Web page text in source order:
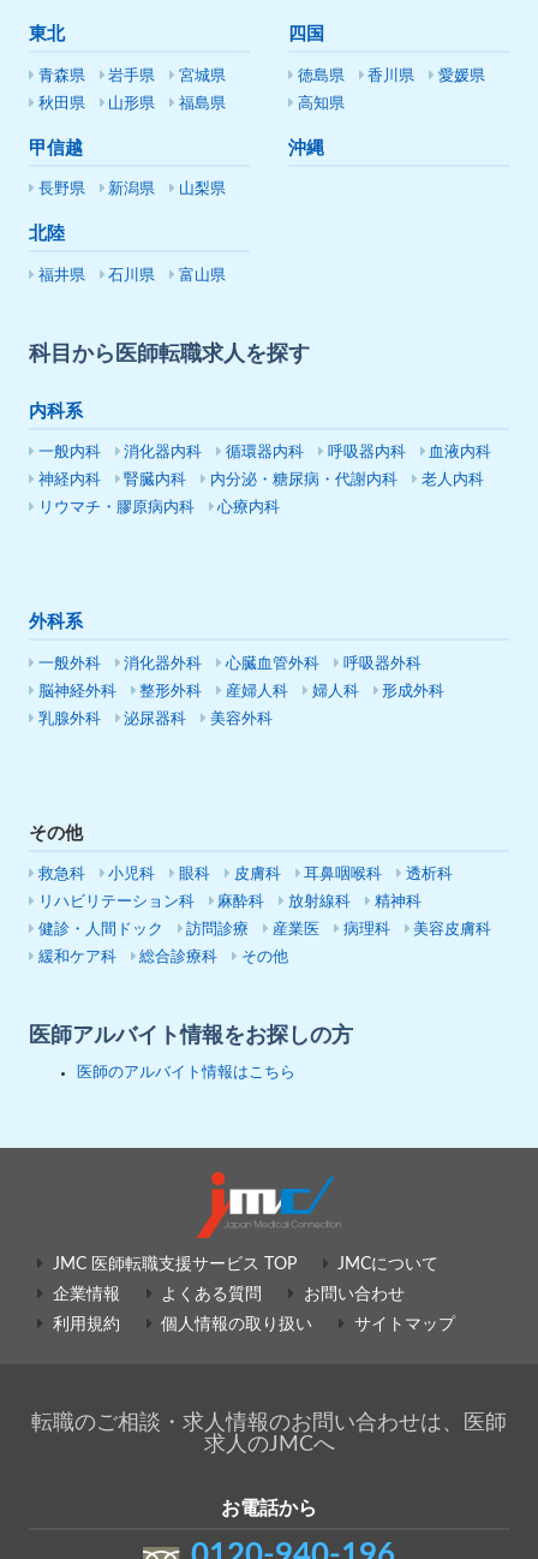
東北
青森県 岩手県
宮城県
秋田県
山形県 福島県
甲信越
長野県 新潟県 山梨県
北陸
福井県 石川県 富山県
四国
徳島県 香川県
愛媛県
高知県
沖縄
科目から医師転職求人を探す
内科系
一般内科 消化器内科 循環器内科 呼吸器内科
血液内科
神経内科
腎臓内科 内分泌・糖尿病・代謝内科
老人内科
リウマチ・膠原病内科
心療内科
外科系
一般外科 消化器外科 心臓血管外科
呼吸器外科
脳神経外科
整形外科 産婦人科 婦人科
形成外科
乳腺外科
泌尿器科 美容外科
その他
救急科 小児科 眼科 皮膚科 耳鼻咽喉科
透析科
リハビリテーション科
麻酔科 放射線科
精神科
健診・人間ドック
訪問診療 産業医 病理科
美容皮膚科
緩和ケア科
総合診療科 その他
医師アルバイト情報をお探しの方
医師のアルバイト情報はこちら
JMC 医師転職支援サービス TOP
JMCについて
企業情報
よくある質問
お問い合わせ
利用規約
個人情報の取り扱い サイトマップ
転職のご相談・求人情報のお問い合わせは、医師
求人のJMCへ
お電話から